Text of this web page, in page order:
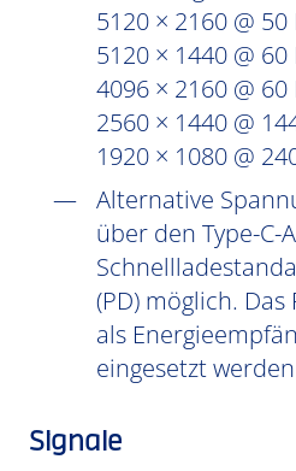
5120 × 2160 @ 50
5120 × 1440 @ 60
4096 × 2160 @ 60
2560 × 1440 @
1920 × 1080 @
Alternative
über den Type-C-
(PD) möglich.
als
eingesetzt werden
Signale